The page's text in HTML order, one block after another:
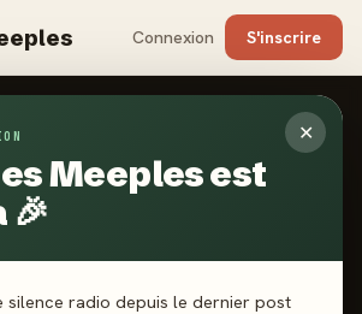
Connexion S'inscrire
✕
Meeples est
🎉
silence radio depuis le dernier post
Activez une alerte et soyez